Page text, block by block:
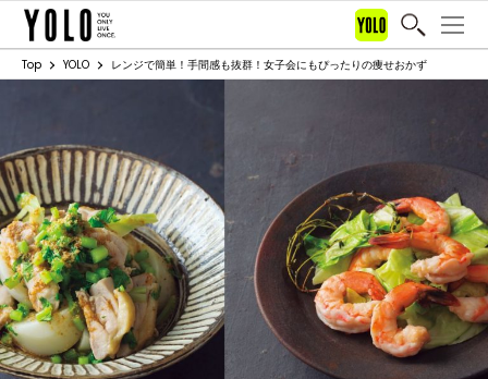
Top YOLO レンジで簡単！手間感も抜群！女子会にもぴったりの痩せおかず